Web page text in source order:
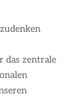
das zentrale